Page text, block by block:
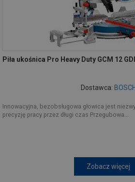
Piła ukośnica Pro Heavy Duty GCM 12
Dostawca: BOSCH
Innowacyjna, bezobsługowa głowica jest
precyzję pracy przez długi czas Przegubowa...
Zobacz więcej